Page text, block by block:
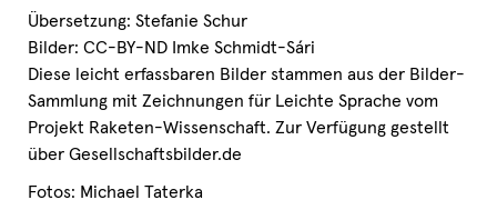
Übersetzung: Stefanie Schur
Bilder: CC-BY-ND Imke Schmidt-Sári
Diese leicht erfassbaren Bilder stammen aus der Bilder-
Sammlung mit Zeichnungen für Leichte Sprache vom
Projekt Raketen-Wissenschaft. Zur Verfügung gestellt
über Gesellschaftsbilder.de
Fotos: Michael Taterka